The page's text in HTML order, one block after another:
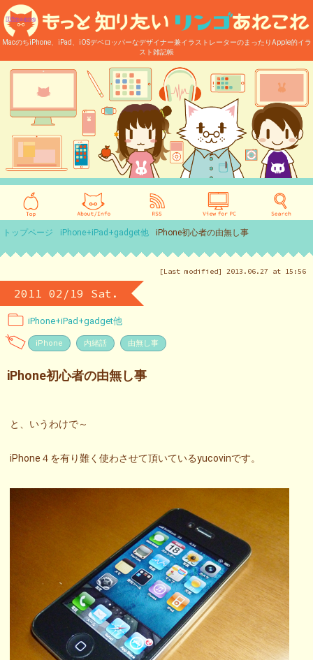
MacのちiPhone、iPad、iOSデベロッパーなデザイナー兼イラストレーターのまったりApple的イラ
スト雑記帳
トップページ iPhone+iPad+gadget他 iPhone初心者の由無し事
[Last modified] 2013.06.27 at 15:56
2011 02/19 Sat.
iPhone+iPad+gadget他
iPhone 内緒話 由無し事
iPhone初心者の由無し事
と、いうわけで～
iPhone４を有り難く使わさせて頂いているyucovinです。